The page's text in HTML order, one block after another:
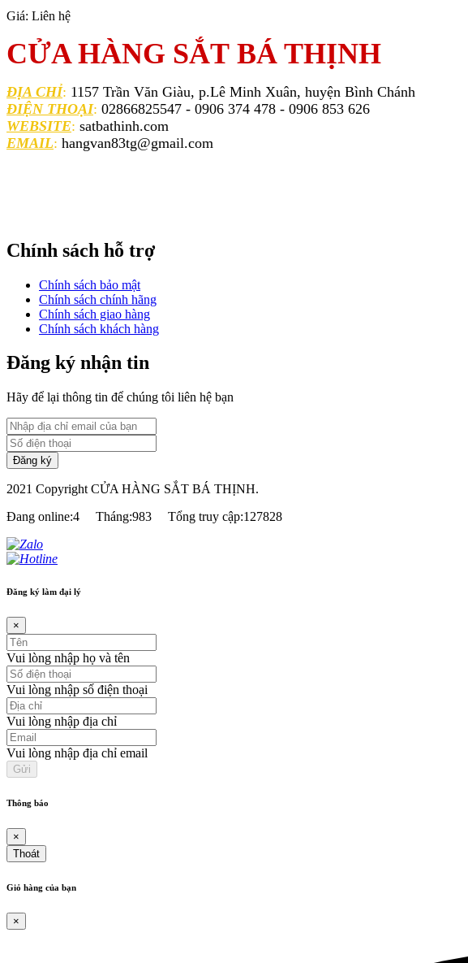
Giá: Liên hệ
CỬA HÀNG SẮT BÁ THỊNH
ĐỊA CHỈ: 1157 Trần Văn Giàu, p.Lê Minh Xuân, huyện Bình Chánh
ĐIỆN THOẠI: 02866825547 - 0906 374 478 - 0906 853 626
WEBSITE: satbathinh.com
EMAIL: hangvan83tg@gmail.com
Chính sách hỗ trợ
Chính sách bảo mật
Chính sách chính hãng
Chính sách giao hàng
Chính sách khách hàng
Đăng ký nhận tin
Hãy để lại thông tin để chúng tôi liên hệ bạn
2021 Copyright CỬA HÀNG SẮT BÁ THỊNH.
Đang online:4
Tháng:983 Tổng truy cập:127828
Đăng ký làm đại lý
×
Vui lòng nhập họ và tên
Vui lòng nhập số điện thoại
Vui lòng nhập địa chỉ
Vui lòng nhập địa chỉ email
Thông báo
×
Thoát
Giỏ hàng của bạn
×